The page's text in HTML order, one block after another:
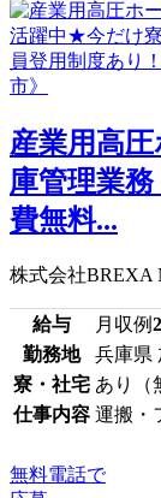
産業用高
庫管理業
費無料...
株式会社BREXA
給与 月収例
勤務地
兵庫県
寮・社宅 あり（
仕事内容 運搬・
無料電話で